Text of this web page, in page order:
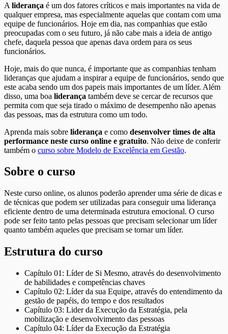
A liderança é um dos fatores críticos e mais importantes na vida de
qualquer empresa, mas especialmente aquelas que contam com uma
equipe de funcionários. Hoje em dia, nas companhias que estão
preocupadas com o seu futuro, já não cabe mais a ideia de antigo
chefe, daquela pessoa que apenas dava ordem para os seus
funcionários.
Hoje, mais do que nunca, é importante que as companhias tenham
lideranças que ajudam a inspirar a equipe de funcionários, sendo que
este acaba sendo um dos papeis mais importantes de um líder. Além
disso, uma boa liderança também deve se cercar de recursos que
permita com que seja tirado o máximo de desempenho não apenas
das pessoas, mas da estrutura como um todo.
Aprenda mais sobre liderança e como desenvolver times de alta
performance neste curso online e gratuito. Não deixe de conferir
também o curso sobre Modelo de Excelência em Gestão.
Sobre o curso
Neste curso online, os alunos poderão aprender uma série de dicas e
de técnicas que podem ser utilizadas para conseguir uma liderança
eficiente dentro de uma determinada estrutura emocional. O curso
pode ser feito tanto pelas pessoas que precisam selecionar um líder
quanto também aqueles que precisam se tornar um líder.
Estrutura do curso
Capítulo 01: Líder de Si Mesmo, através do desenvolvimento
de habilidades e competências chaves
Capítulo 02: Líder da sua Equipe, através do entendimento da
gestão de papéis, do tempo e dos resultados
Capítulo 03: Lider da Execução da Estratégia, pela
mobilização e desenvolvimento das pessoas
Capítulo 04: Líder da Execução da Estratégia